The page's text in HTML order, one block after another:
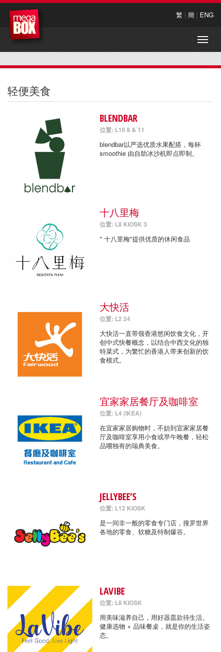
繁 | 簡 | ENG
Toggle
轻便美食
BLENDBAR
位置: L10 8 & 11
blendbar以严选优质水果配搭，每杯
smoothie 由自助冰沙机即点即制。
十八里梅
位置: L8 KIOSK 3
" 十八里梅"提供优质的休闲食品
大快活
位置: L2 24
大快活一直带领香港悠闲饮食文化，开
创中式快餐概念，以结合中西文化的独
特菜式，为繁忙的香港人带来创新的饮
食模式。
宜家家居餐厅及咖啡室
位置: L4 (IKEA)
在宜家家居购物时，不妨到宜家家居餐
厅及咖啡室享用小食或早午晚餐，轻松
品嚐独有的瑞典美食。
JELLYBEE’S
位置: L12 KIOSK
是一间非一般的零食专门店，搜罗世界
各地的零食、软糖及特制爆谷。
LAVIBE
位置: L8 KIOSK
用美味滋养自己，用好器皿款待生活。
健康选物 × 品味餐桌，就是你的生活姿
态。